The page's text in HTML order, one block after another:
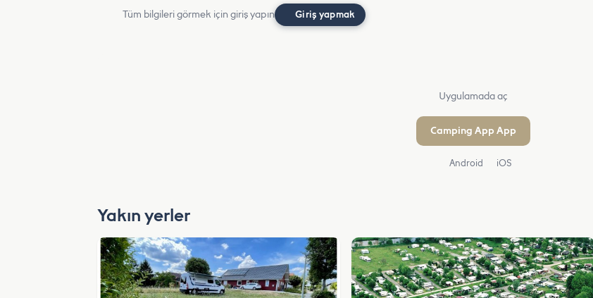
Tüm bilgileri görmek için giriş yapın Giriş yapmak
Uygulamada aç
Camping App App
Android iOS
Yakın yerler